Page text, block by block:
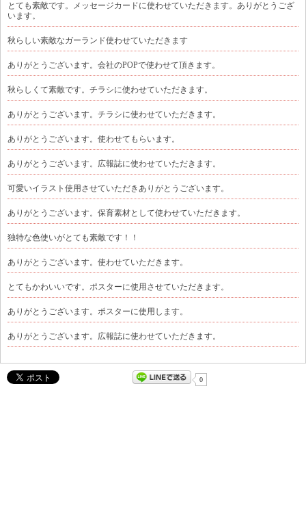
とても素敵です。メッセージカードに使わせていただきます。ありがとうござ
います。
秋らしい素敵なガーランド使わせていただきます
ありがとうございます。会社のPOPで使わせて頂きます。
秋らしくて素敵です。チラシに使わせていただきます。
ありがとうございます。チラシに使わせていただきます。
ありがとうございます。使わせてもらいます。
ありがとうございます。広報誌に使わせていただきます。
可愛いイラスト使用させていただきありがとうございます。
ありがとうございます。保育素材として使わせていただきます。
独特な色使いがとても素敵です！！
ありがとうございます。使わせていただきます。
とてもかわいいです。ポスターに使用させていただきます。
ありがとうございます。ポスターに使用します。
ありがとうございます。広報誌に使わせていただきます。
0